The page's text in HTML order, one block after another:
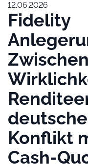
12.06.2026
Fidelity
Konflikt
Cash-